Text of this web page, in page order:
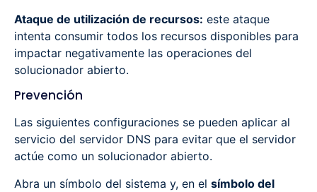
Ataque de utilización de recursos: este ataque
intenta consumir todos los recursos disponibles para
impactar negativamente las operaciones del
solucionador abierto.
Prevención
Las siguientes configuraciones se pueden aplicar al
servicio del servidor DNS para evitar que el servidor
actúe como un solucionador abierto.
Abra un símbolo del sistema y, en el símbolo del